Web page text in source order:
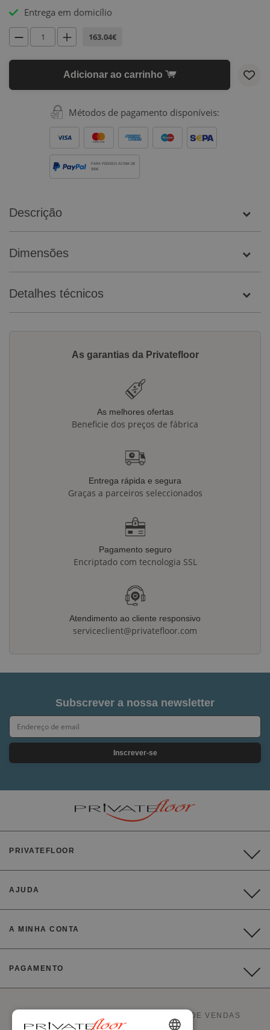
Entrega em domicílio
163.04€
Adicionar ao carrinho
Métodos de pagamento disponíveis:
PARA PEDIDOS ACIMA DE
500€
Descrição
Dimensões
Detalhes técnicos
As garantias da Privatefloor
As melhores ofertas
Beneficie dos preços de fábrica
Entrega rápida e segura
Graças a parceiros seleccionados
Pagamento seguro
Encriptado com tecnologia SSL
Atendimento ao cliente responsivo
serviceclient@privatefloor.com
Subscrever a nossa newsletter
Inscrever-se
PRIVATEFLOOR
AJUDA
A MINHA CONTA
PAGAMENTO
A PRIVATEFLOOR É O PRIMEIRO SITE DE VENDAS